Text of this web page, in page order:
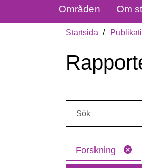
Områden Om
Startsida
Forskning